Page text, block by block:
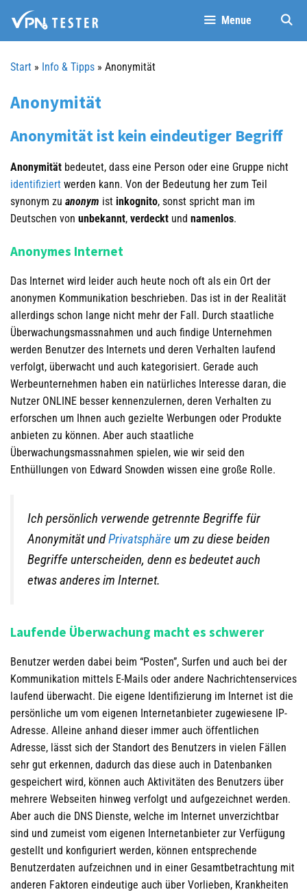
Springe
zum
Inhalt
Menue
Start » Info & Tipps » Anonymität
Anonymität
Anonymität ist kein eindeutiger Begriff
Anonymität bedeutet, dass eine Person oder eine Gruppe nicht
identifiziert werden kann. Von der Bedeutung her zum Teil
synonym zu anonym ist inkognito, sonst spricht man im
Deutschen von unbekannt, verdeckt und namenlos.
Anonymes Internet
Das Internet wird leider auch heute noch oft als ein Ort der
anonymen Kommunikation beschrieben. Das ist in der Realität
allerdings schon lange nicht mehr der Fall. Durch staatliche
Überwachungsmassnahmen und auch findige Unternehmen
werden Benutzer des Internets und deren Verhalten laufend
verfolgt, überwacht und auch kategorisiert. Gerade auch
Werbeunternehmen haben ein natürliches Interesse daran, die
Nutzer ONLINE besser kennenzulernen, deren Verhalten zu
erforschen um Ihnen auch gezielte Werbungen oder Produkte
anbieten zu können. Aber auch staatliche
Überwachungsmassnahmen spielen, wie wir seid den
Enthüllungen von Edward Snowden wissen eine große Rolle.
Ich persönlich verwende getrennte Begriffe für
Anonymität undPrivatsphäre um zu diese beiden
Begriffe unterscheiden, denn es bedeutet auch
etwas anderes im Internet.
Laufende Überwachung macht es schwerer
Benutzer werden dabei beim “Posten”, Surfen und auch bei der
Kommunikation mittels E-Mails oder andere Nachrichtenservices
laufend überwacht. Die eigene Identifizierung im Internet ist die
persönliche um vom eigenen Internetanbieter zugewiesene IP-
Adresse. Alleine anhand dieser immer auch öffentlichen
Adresse, lässt sich der Standort des Benutzers in vielen Fällen
sehr gut erkennen, dadurch das diese auch in Datenbanken
gespeichert wird, können auch Aktivitäten des Benutzers über
mehrere Webseiten hinweg verfolgt und aufgezeichnet werden.
Aber auch die DNS Dienste, welche im Internet unverzichtbar
sind und zumeist vom eigenen Internetanbieter zur Verfügung
gestellt und konfiguriert werden, können entsprechende
Benutzerdaten aufzeichnen und in einer Gesamtbetrachtung mit
anderen Faktoren eindeutige auch über Vorlieben, Krankheiten